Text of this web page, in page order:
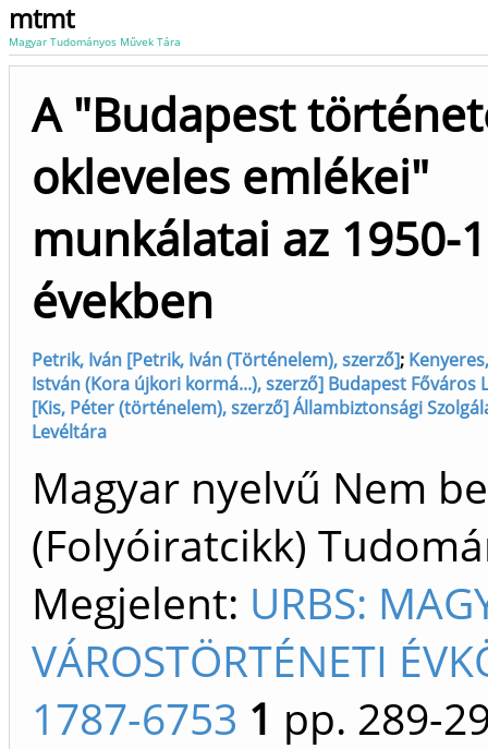
mtmt
Magyar Tudományos Művek Tára
A "Budapest
okleveles emlékei"
munkálatai az 1950-
években
Petrik, Iván [Petrik, Iván (Történelem), szerző];
István (Kora újkori kormá...), szerző] Budapest Főváros
[Kis, Péter (történelem), szerző] Állambiztonsági
Levéltára
Magyar nyelvű Nem
(Folyóiratcikk)
Megjelent: URBS:
VÁROSTÖRTÉNETI
1787-6753 1 pp. 289-